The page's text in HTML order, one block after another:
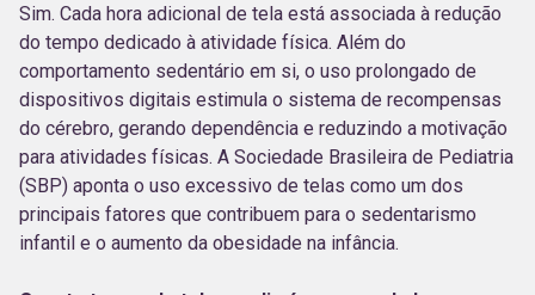
Sim. Cada hora adicional de tela está associada à redução
do tempo dedicado à atividade física. Além do
comportamento sedentário em si, o uso prolongado de
dispositivos digitais estimula o sistema de recompensas
do cérebro, gerando dependência e reduzindo a motivação
para atividades físicas. A Sociedade Brasileira de Pediatria
(SBP) aponta o uso excessivo de telas como um dos
principais fatores que contribuem para o sedentarismo
infantil e o aumento da obesidade na infância.